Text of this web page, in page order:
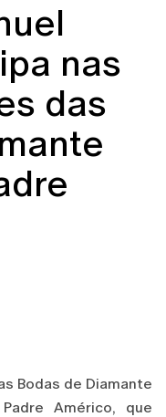
nas
das
Bodas de Diamante
Américo, que